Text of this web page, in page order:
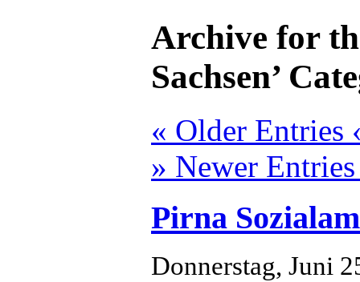
Archive for
Sachsen’
« Older Entries
» Newer
Pirna
Donnerstag, Juni